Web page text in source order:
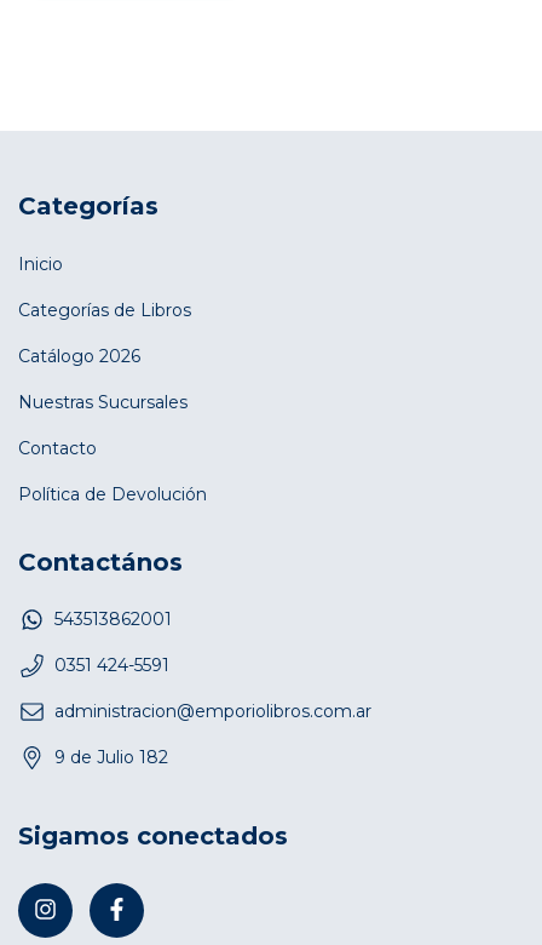
Categorías
Inicio
Categorías de Libros
Catálogo 2026
Nuestras Sucursales
Contacto
Política de Devolución
Contactános
543513862001
0351 424-5591
administracion@emporiolibros.com.ar
9 de Julio 182
Sigamos conectados